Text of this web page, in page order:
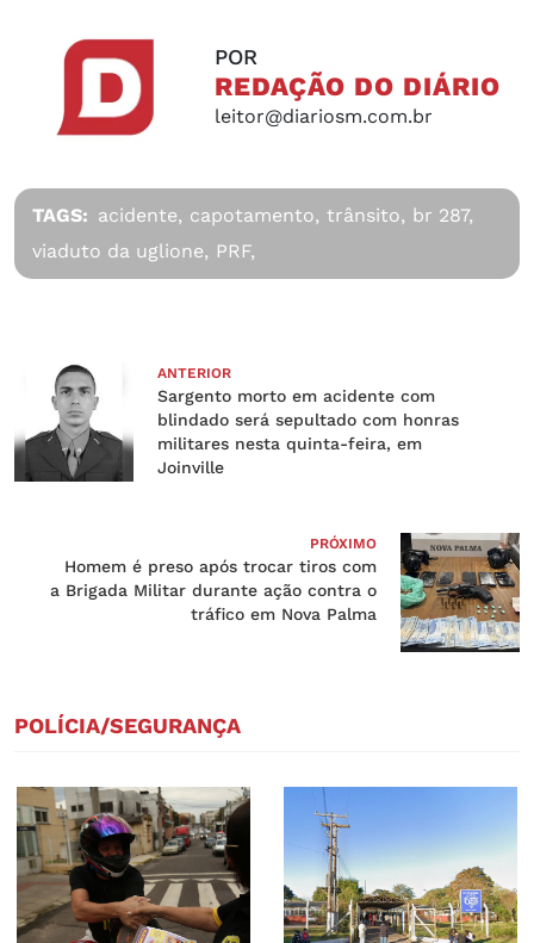
POR
REDAÇÃO DO DIÁRIO
leitor@diariosm.com.br
TAGS: acidente, capotamento, trânsito, br 287,
viaduto da uglione, PRF,
ANTERIOR
Sargento morto em acidente com
blindado será sepultado com honras
militares nesta quinta-feira, em
Joinville
PRÓXIMO
Homem é preso após trocar tiros com
a Brigada Militar durante ação contra o
tráfico em Nova Palma
POLÍCIA/SEGURANÇA